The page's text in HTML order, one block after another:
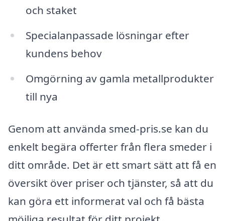
och staket
Specialanpassade lösningar efter
kundens behov
Omgörning av gamla metallprodukter
till nya
Genom att använda smed-pris.se kan du
enkelt begära offerter från flera smeder i
ditt område. Det är ett smart sätt att få en
översikt över priser och tjänster, så att du
kan göra ett informerat val och få bästa